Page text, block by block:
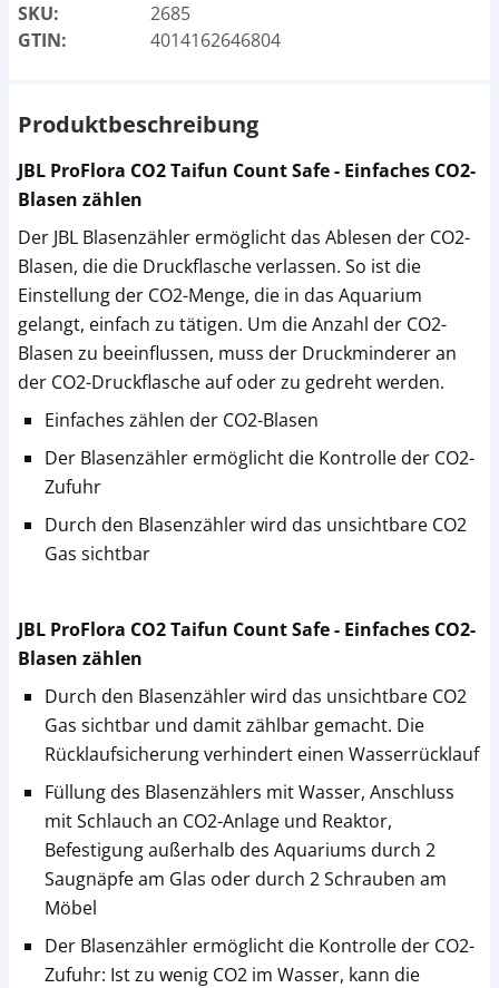
SKU:
2685
GTIN:
4014162646804
Produktbeschreibung
JBL ProFlora CO2 Taifun Count Safe - Einfaches CO2-
Blasen zählen
Der JBL Blasenzähler ermöglicht das Ablesen der CO2-
Blasen, die die Druckflasche verlassen. So ist die
Einstellung der CO2-Menge, die in das Aquarium
gelangt, einfach zu tätigen. Um die Anzahl der CO2-
Blasen zu beeinflussen, muss der Druckminderer an
der CO2-Druckflasche auf oder zu gedreht werden.
Einfaches zählen der CO2-Blasen
Der Blasenzähler ermöglicht die Kontrolle der CO2-
Zufuhr
Durch den Blasenzähler wird das unsichtbare CO2
Gas sichtbar
JBL ProFlora CO2 Taifun Count Safe - Einfaches CO2-
Blasen zählen
Durch den Blasenzähler wird das unsichtbare CO2
Gas sichtbar und damit zählbar gemacht. Die
Rücklaufsicherung verhindert einen Wasserrücklauf
Füllung des Blasenzählers mit Wasser, Anschluss
mit Schlauch an CO2-Anlage und Reaktor,
Befestigung außerhalb des Aquariums durch 2
Saugnäpfe am Glas oder durch 2 Schrauben am
Möbel
Der Blasenzähler ermöglicht die Kontrolle der CO2-
Zufuhr: Ist zu wenig CO2 im Wasser, kann die